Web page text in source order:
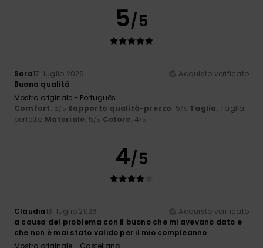
5/5
Sara17. luglio 2026
Acquisto verificato
Buona qualità
Mostra originale - Português
Comfort: 5/5 Rapporto qualità-prezzo: 5/5 Taglia: Taglia
perfetta Materiale: 5/5 Colore: 4/5
4/5
Claudia13. luglio 2026
Acquisto verificato
a causa del problema con il buono che mi avevano dato e
che non è mai stato valido per il mio compleanno
Mostra originale - Castellano